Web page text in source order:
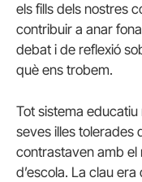
els fills dels nostres
contribuir a anar
debat i de reflexió
què ens trobem.
Tot sistema
seves illes tolerades
contrastaven amb el
d’escola. La clau